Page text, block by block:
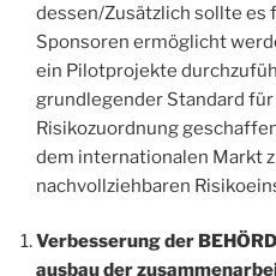
dessen/Zusätzlich sollte es
Sponsoren ermöglicht
ein Pilotprojekte
grundlegender Standard
Risikozuordnung
dem internationalen Markt
nachvollziehbaren
Verbesserung der
ausbau der